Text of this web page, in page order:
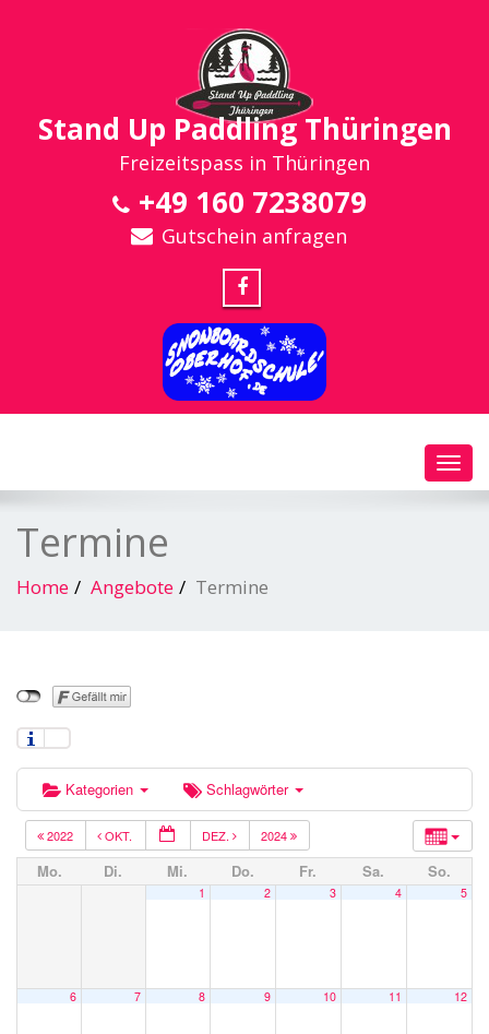
Stand Up Paddling Thüringen
Freizeitspass in Thüringen
+49 160 7238079
Gutschein anfragen
Termine
Home Angebote Termine
Kategorien Schlagwörter
2022 OKT. DEZ. 2024
Mo. Di. Mi. Do. Fr. Sa. So.
1 2 3 4 5
6 7 8 9 10 11 12